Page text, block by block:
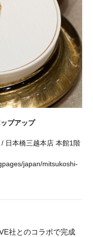
プアップ
日本橋三越本店 本館1階
japan/mitsukoshi-
社とのコラボで完成